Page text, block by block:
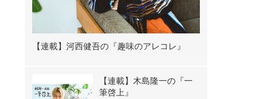
【連載】河西健吾の『趣味のアレコレ』
【連載】木島隆一の『一
筆啓上』